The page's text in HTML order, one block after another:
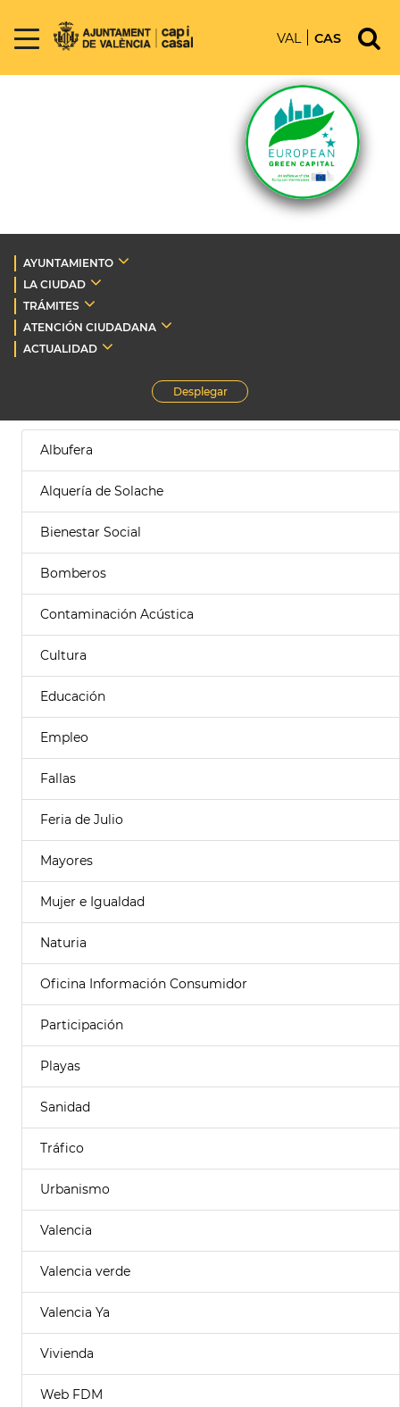
VAL CAS
AYUNTAMIENTO
LA CIUDAD
TRÁMITES
ATENCIÓN CIUDADANA
ACTUALIDAD
Desplegar
Albufera
Alquería de Solache
Bienestar Social
Bomberos
Contaminación Acústica
Cultura
Educación
Empleo
Fallas
Feria de Julio
Mayores
Mujer e Igualdad
Naturia
Oficina Información Consumidor
Participación
Playas
Sanidad
Tráfico
Urbanismo
Valencia
Valencia verde
Valencia Ya
Vivienda
Web FDM